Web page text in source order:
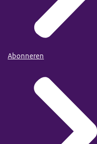
Abonneren